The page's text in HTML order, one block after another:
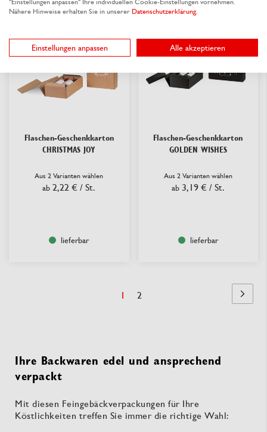
Flaschen-Geschenkkarton
CHRISTMAS JOY
Aus 2 Varianten wählen
ab 2,22 € / St.
lieferbar
Flaschen-Geschenkkarton
GOLDEN WISHES
Aus 2 Varianten wählen
ab 3,19 € / St.
lieferbar
Sie
1 Seite
2
Seite
Ihre Backwaren edel und ansprechend
verpackt
Mit diesen Feingebäckverpackungen für Ihre
Köstlichkeiten treffen Sie immer die richtige Wahl:
"Einstellungen anpassen" Ihre individuellen Cookie-Einstellungen vornehmen.
Nähere Hinweise erhalten Sie in unserer Datenschutzerklärung.
Einstellungen anpassen Alle akzeptieren